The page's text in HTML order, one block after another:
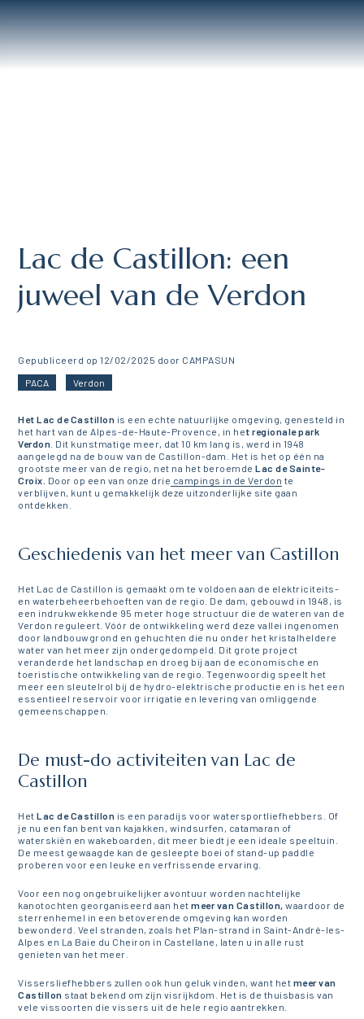
Lac de Castillon: een
juweel van de Verdon
Gepubliceerd op 12/02/2025 door CAMPASUN
PACA
Verdon
Het Lac de Castillon is een echte natuurlijke omgeving, genesteld in
het hart van de Alpes-de-Haute-Provence, in het regionale park
Verdon . Dit kunstmatige meer, dat 10 km lang is, werd in 1948
aangelegd na de bouw van de Castillon-dam. Het is het op één na
grootste meer van de regio, net na het beroemdeLac de Sainte-
Croix. Door op een van onze drie campings in de Verdon te
verblijven, kunt u gemakkelijk deze uitzonderlijke site gaan
ontdekken.
Geschiedenis van het meer van Castillon
Het Lac de Castillon is gemaakt om te voldoen aan de elektriciteits-
en waterbeheerbehoeften van de regio. De dam, gebouwd in 1948, is
een indrukwekkende 95 meter hoge structuur die de wateren van de
Verdon reguleert. Vóór de ontwikkeling werd deze vallei ingenomen
door landbouwgrond en gehuchten die nu onder het kristalheldere
water van het meer zijn ondergedompeld. Dit grote project
veranderde het landschap en droeg bij aan de economische en
toeristische ontwikkeling van de regio. Tegenwoordig speelt het
meer een sleutelrol bij de hydro-elektrische productie en is het een
essentieel reservoir voor irrigatie en levering van omliggende
gemeenschappen.
De must-do activiteiten van Lac de
Castillon
HetLac de Castillon is een paradijs voor watersportliefhebbers. Of
je nu een fan bent van kajakken, windsurfen, catamaran of
waterskiën en wakeboarden, dit meer biedt je een ideale speeltuin.
De meest gewaagde kan de gesleepte boei of stand-up paddle
proberen voor een leuke en verfrissende ervaring.
Voor een nog ongebruikelijker avontuur worden nachtelijke
kanotochten georganiseerd aan hetmeer van Castillon, waardoor de
sterrenhemel in een betoverende omgeving kan worden
bewonderd. Veel stranden, zoals het Plan-strand in Saint-André-les-
Alpes en La Baie du Cheiron in Castellane, laten u in alle rust
genieten van het meer.
Vissersliefhebbers zullen ook hun geluk vinden, want het meer van
Castillon staat bekend om zijn visrijkdom. Het is de thuisbasis van
vele vissoorten die vissers uit de hele regio aantrekken.